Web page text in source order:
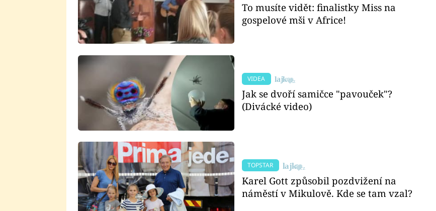
To musíte vidět: finalistky Miss na
gospelové mši v Africe!
VIDEA
Jak se dvoří samičce "pavouček"?
(Divácké video)
TOPSTAR
Karel Gott způsobil pozdvižení na
náměstí v Mikulově. Kde se tam vzal?